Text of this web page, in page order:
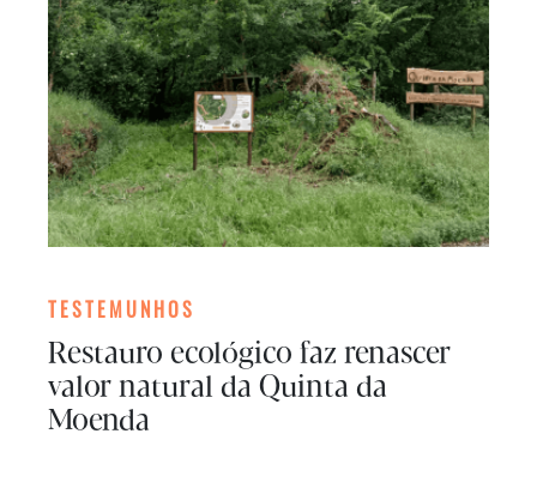
TESTEMUNHOS
Restauro ecológico faz renascer
valor natural da Quinta da
Moenda